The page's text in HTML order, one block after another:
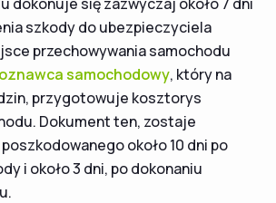
szkody do ubezpieczyciela
przechowywania samochodu
samochodowy, który na
przygotowuje kosztorys
Dokument ten, zostaje
około 10 dni po
i około 3 dni, po dokonaniu